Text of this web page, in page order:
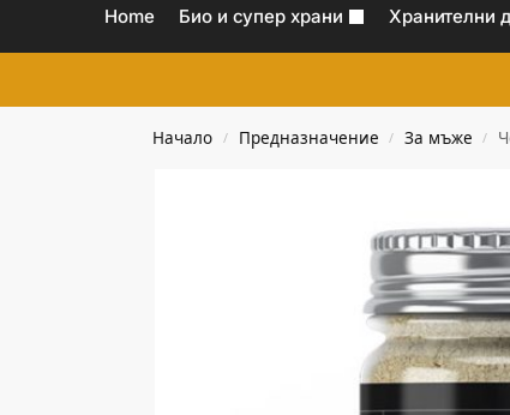
Home Био и супер храни Хранителни
Начало / Предназначение / За мъже /